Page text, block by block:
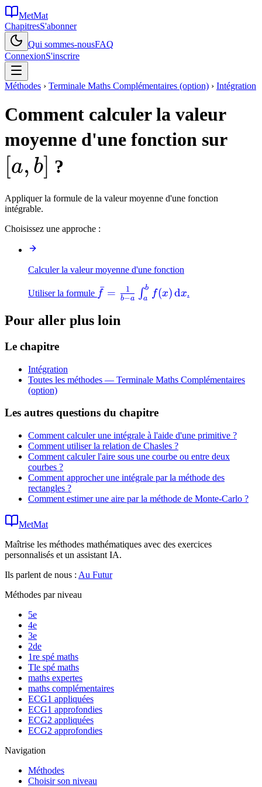
MetMat
ChapitresS'abonner
Qui sommes-nousFAQ
ConnexionS'inscrire
Méthodes › Terminale Maths Complémentaires (option) › Intégration
Comment calculer la valeur
moyenne d'une fonction sur
[a, b] ?
Appliquer la formule de la valeur moyenne d'une fonction
intégrable.
Choisissez une approche :
Calculer la valeur moyenne d'une fonction
Utiliser la formule \bar{f} = \frac{1}
{b-a}\int_a^b
f(x)\,\mathrm{d}x
fˉ = b−a
1 ∫a
b
f(x)dx.
Pour aller plus loin
Le chapitre
Intégration
Toutes les méthodes — Terminale Maths Complémentaires
(option)
Les autres questions du chapitre
Comment calculer une intégrale à l'aide d'une primitive ?
Comment utiliser la relation de Chasles ?
Comment calculer l'aire sous une courbe ou entre deux
courbes ?
Comment approcher une intégrale par la méthode des
rectangles ?
Comment estimer une aire par la méthode de Monte-Carlo ?
MetMat
Maîtrise les méthodes mathématiques avec des exercices
personnalisés et un assistant IA.
Ils parlent de nous : Au Futur
Méthodes par niveau
5e
4e
3e
2de
1re spé maths
Tle spé maths
maths expertes
maths complémentaires
ECG1 appliquées
ECG1 approfondies
ECG2 appliquées
ECG2 approfondies
Navigation
Méthodes
Choisir son niveau